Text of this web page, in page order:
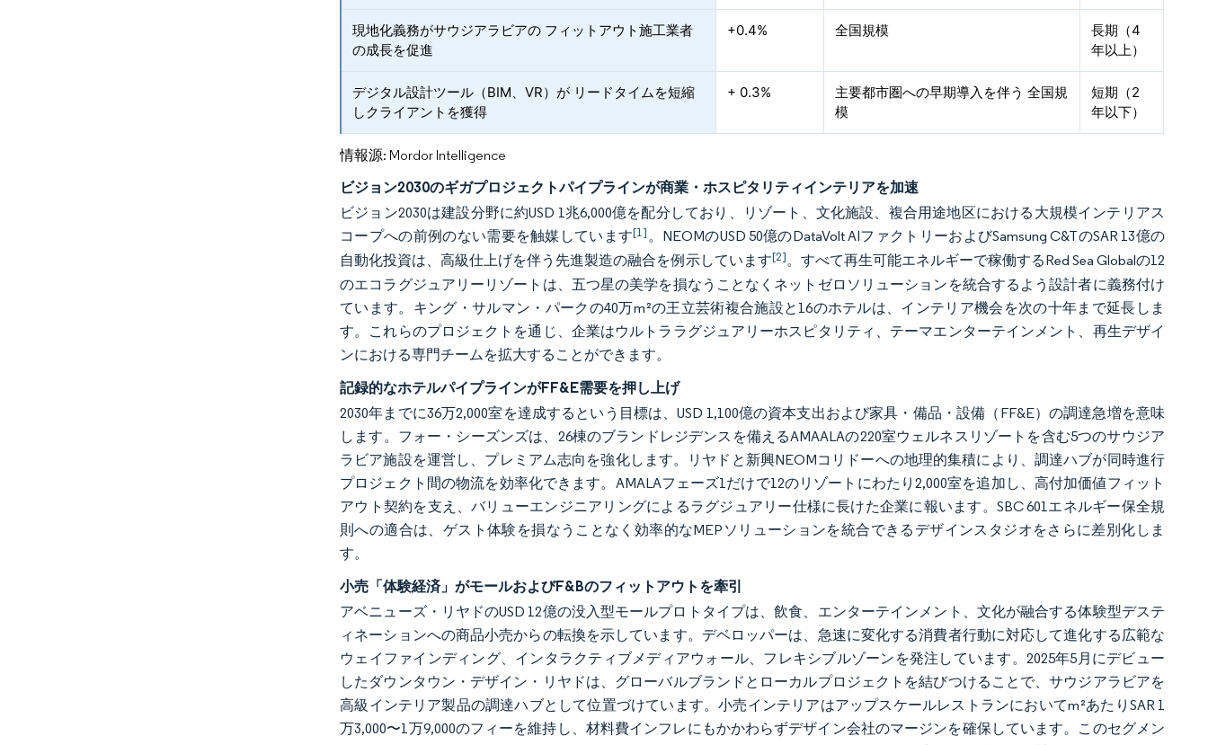
現地化義務がサウジアラビアの フィットアウト施工業者
の成長を促進
+0.4% 全国規模
長期（4
年以上）
デジタル設計ツール（BIM、VR）が リードタイムを短縮
しクライアントを獲得
+ 0.3%
主要都市圏への早期導入を伴う 全国規
模
短期（2
年以下）
情報源: Mordor Intelligence
ビジョン2030のギガプロジェクトパイプラインが商業・ホスピタリティインテリアを加速
ビジョン2030は建設分野に約USD 1兆6,000億を配分しており、リゾート、文化施設、複合用途地区における大規模インテリアス
コープへの前例のない需要を触媒しています[1]。NEOMのUSD 50億のDataVolt AIファクトリーおよびSamsung C&TのSAR 13億の
自動化投資は、高級仕上げを伴う先進製造の融合を例示しています[2]。すべて再生可能エネルギーで稼働するRed Sea Globalの12
のエコラグジュアリーリゾートは、五つ星の美学を損なうことなくネットゼロソリューションを統合するよう設計者に義務付け
ています。キング・サルマン・パークの40万m²の王立芸術複合施設と16のホテルは、インテリア機会を次の十年まで延長しま
す。これらのプロジェクトを通じ、企業はウルトララグジュアリーホスピタリティ、テーマエンターテインメント、再生デザイ
ンにおける専門チームを拡大することができます。
記録的なホテルパイプラインがFF&E需要を押し上げ
2030年までに36万2,000室を達成するという目標は、USD 1,100億の資本支出および家具・備品・設備（FF&E）の調達急増を意味
します。フォー・シーズンズは、26棟のブランドレジデンスを備えるAMAALAの220室ウェルネスリゾートを含む5つのサウジア
ラビア施設を運営し、プレミアム志向を強化します。リヤドと新興NEOMコリドーへの地理的集積により、調達ハブが同時進行
プロジェクト間の物流を効率化できます。AMALAフェーズ1だけで12のリゾートにわたり2,000室を追加し、高付加価値フィット
アウト契約を支え、バリューエンジニアリングによるラグジュアリー仕様に長けた企業に報います。SBC 601エネルギー保全規
則への適合は、ゲスト体験を損なうことなく効率的なMEPソリューションを統合できるデザインスタジオをさらに差別化しま
す。
小売「体験経済」がモールおよびF&Bのフィットアウトを牽引
アベニューズ・リヤドのUSD 12億の没入型モールプロトタイプは、飲食、エンターテインメント、文化が融合する体験型デステ
ィネーションへの商品小売からの転換を示しています。デベロッパーは、急速に変化する消費者行動に対応して進化する広範な
ウェイファインディング、インタラクティブメディアウォール、フレキシブルゾーンを発注しています。2025年5月にデビュー
したダウンタウン・デザイン・リヤドは、グローバルブランドとローカルプロジェクトを結びつけることで、サウジアラビアを
高級インテリア製品の調達ハブとして位置づけています。小売インテリアはアップスケールレストランにおいてm²あたりSAR 1
万3,000〜1万9,000のフィーを維持し、材料費インフレにもかかわらずデザイン会社のマージンを確保しています。このセグメン